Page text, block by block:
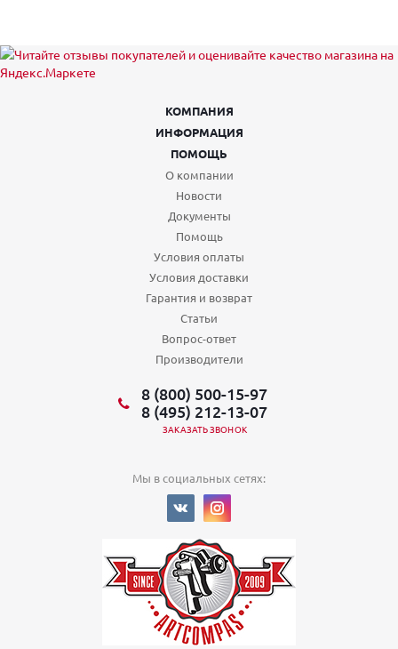
КОМПАНИЯ
ИНФОРМАЦИЯ
ПОМОЩЬ
О компании
Новости
Документы
Помощь
Условия оплаты
Условия доставки
Гарантия и возврат
Статьи
Вопрос-ответ
Производители
8 (800) 500-15-97
8 (495) 212-13-07
ЗАКАЗАТЬ ЗВОНОК
Мы в социальных сетях: